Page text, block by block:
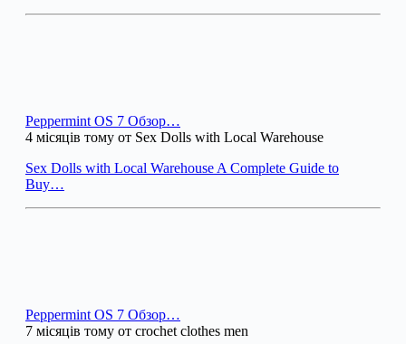
Peppermint OS 7 Обзор…
4 місяців тому от Sex Dolls with Local Warehouse
Sex Dolls with Local Warehouse A Complete Guide to
Buy…
Peppermint OS 7 Обзор…
7 місяців тому от crochet clothes men